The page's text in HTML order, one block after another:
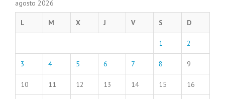
agosto 2026
L M X J V S D
1 2
3 4 5 6 7 8 9
10 11 12 13 14 15 16